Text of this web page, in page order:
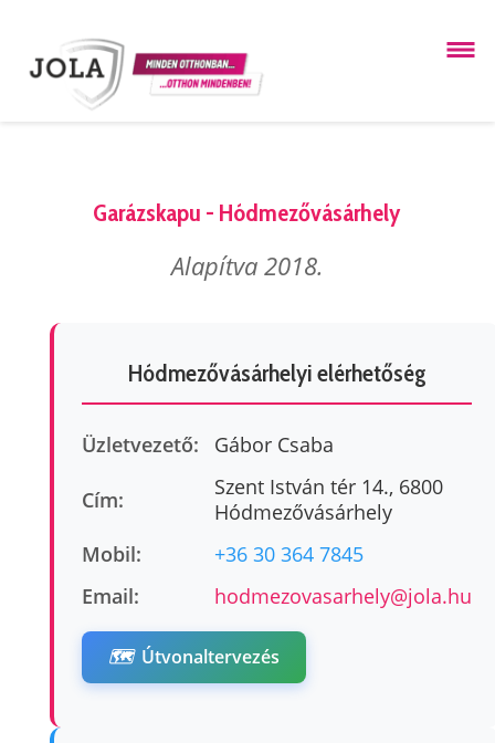
Garázskapu - Hódmezővásárhely
Alapítva 2018.
Hódmezővásárhelyi elérhetőség
Üzletvezető: Gábor Csaba
Cím:
Szent István tér 14., 6800
Hódmezővásárhely
Mobil:
+36 30 364 7845
Email:
hodmezovasarhely@jola.hu
🗺️ Útvonaltervezés